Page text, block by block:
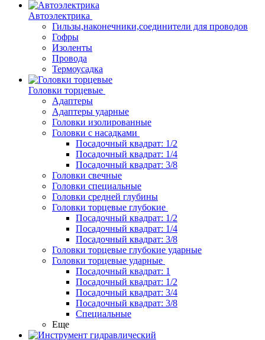
Автоэлектрика
Гильзы,наконечники,соединители для проводов
Гофры
Изоленты
Провода
Термоусадка
Головки торцевые
Адаптеры
Адаптеры ударные
Головки изолированные
Головки с насадками
Посадочный квадрат: 1/2
Посадочный квадрат: 1/4
Посадочный квадрат: 3/8
Головки свечные
Головки специальные
Головки средней глубины
Головки торцевые глубокие
Посадочный квадрат: 1/2
Посадочный квадрат: 1/4
Посадочный квадрат: 3/8
Головки торцевые глубокие ударные
Головки торцевые ударные
Посадочный квадрат: 1
Посадочный квадрат: 1/2
Посадочный квадрат: 3/4
Посадочный квадрат: 3/8
Специальные
Еще